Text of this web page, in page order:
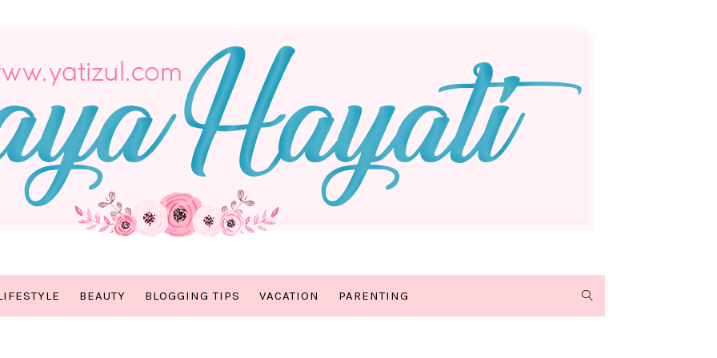
BEAUTY BLOGGING TIPS VACATION PARENTING